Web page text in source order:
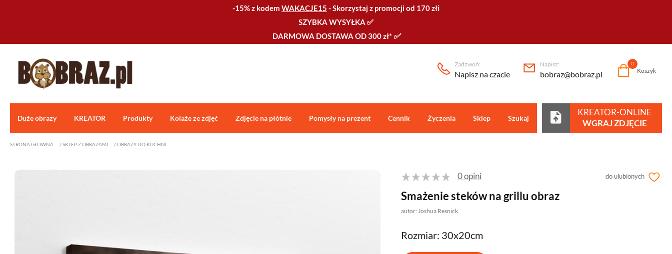
-15% z kodem WAKACJE15 -Skorzystaj z promocji od 170 złℹ️
SZYBKA WYSYŁKA ✅
DARMOWA DOSTAWA OD 300 zł* ✅
Zadzwoń:
Napisz na czacie
Napisz:
bobraz@bobraz.pl Koszyk
0
Duże obrazy KREATOR Produkty Kolaże ze zdjęć Zdjęcie na płótnie Pomysły na prezent Cennik Życzenia Sklep Szukaj Centrum pomocy
KREATOR-ONLINE
WGRAJ ZDJĘCIE
STRONA GŁÓWNA /SKLEP Z OBRAZAMI /OBRAZY DO KUCHNI
do ulubionych
0 opini
Smażenie steków na grillu obraz
autor: Joshua Resnick
Rozmiar: 30x20cm